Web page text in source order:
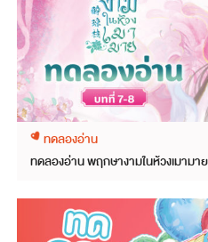
ทดลองอ่าน
ทดลองอ่าน พฤกษางามในห้วงเมามา